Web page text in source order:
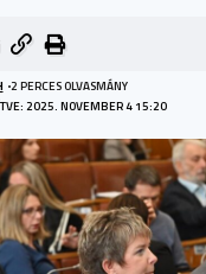
2025. NOVEMBER 4 15:20
2 PERCES OLVASMÁNY